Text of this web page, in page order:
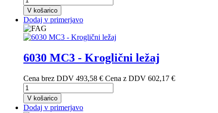
V košarico
Dodaj v primerjavo
6030 MC3 - Kroglični ležaj
Cena brez DDV 493,58 € Cena z DDV 602,17 €
V košarico
Dodaj v primerjavo